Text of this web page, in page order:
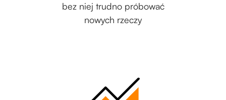
bez niej trudno próbować
nowych rzeczy